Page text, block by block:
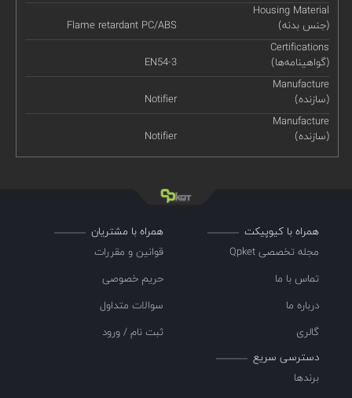
Housing Material
(جنس بدنه)
Flame retardant PC/ABS
Certifications
(گواهینامه‌ها)
EN54-3
Manufacture
(سازنده)
Notifier
Manufacture
(سازنده)
Notifier
همراه با کیوپیکت
مجله تخصصی Qpket
تماس با ما
درباره ما
گالری
همراه با مشتریان
قوانین و مقررات
حریم خصوصی
سوالات متداول
ثبت نام / ورود
دسترسی سریع
برندها